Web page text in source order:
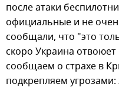
после атаки
официальные и не
сообщали, что "это
скоро Украина
сообщаем о страхе в
подкрепляем